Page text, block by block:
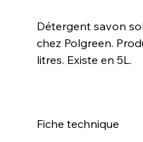
Détergent savon
chez Polgreen.
litres. Existe en 5L.
Fiche technique